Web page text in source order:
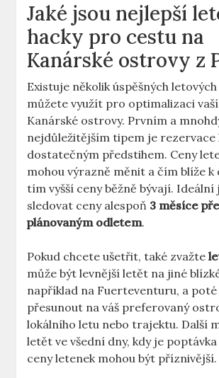
Jaké jsou nejlepší
hacky pro cestu na
Kanárské ostrovy z
Existuje několik úspěšných
můžete využít pro optimalizaci
Kanárské ostrovy. Prvním a
nejdůležitějším tipem je rezervace
dostatečným předstihem. Ceny
mohou výrazně měnit a čím blíže k
tím vyšší ceny běžně bývají.
sledovat ceny alespoň 3 měsíce
plánovaným odletem.
Pokud chcete ušetřit, také zvažte
může být levnější letět na jiné
například na Fuerteventuru, a poté
přesunout na váš preferovaný
lokálního letu nebo trajektu. Další
letět ve všední dny, kdy je
ceny letenek mohou být příznivější.